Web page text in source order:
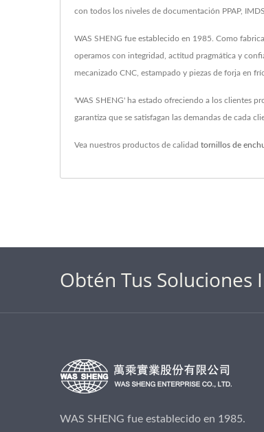
con todos los niveles de documentación PPAP,
WAS SHENG fue establecido en 1985. Como
operamos con integridad, actitud pragmática y
mecanizado CNC, estampado y piezas de forja en
'WAS SHENG' ha estado ofreciendo a los clientes
garantiza que se satisfagan las demandas de cada
Vea nuestros productos de calidad tornillos de
Obtén Tus Soluciones
WAS SHENG fue establecido en 1985.